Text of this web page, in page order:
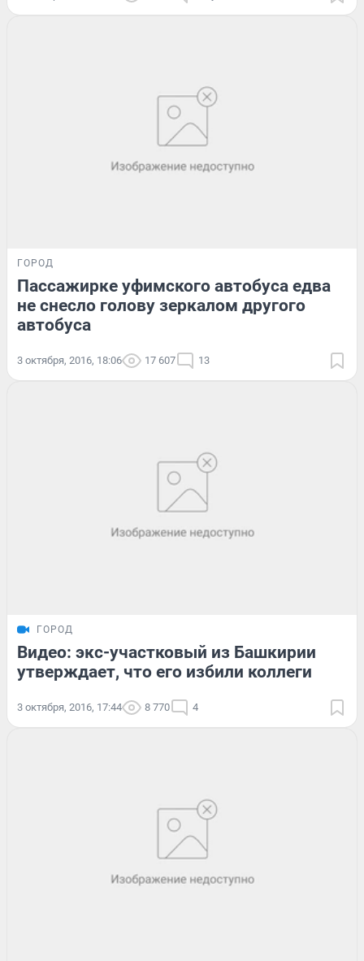
ГОРОД
Пассажирке уфимского автобуса едва
не снесло голову зеркалом другого
автобуса
3 октября, 2016, 18:06 17 607 13
ГОРОД
Видео: экс-участковый из Башкирии
утверждает, что его избили коллеги
3 октября, 2016, 17:44 8 770 4